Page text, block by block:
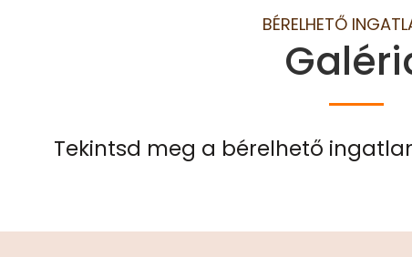
BÉRELHETŐ
Tekintsd meg a bérelhető